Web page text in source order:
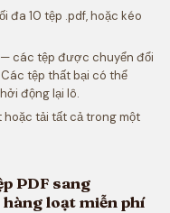
đa 10 tệp .pdf, hoặc kéo
— các tệp được chuyển đổi
tệp thất bại có thể
động lại lô.
tải tất cả trong một
PDF sang
loạt miễn phí